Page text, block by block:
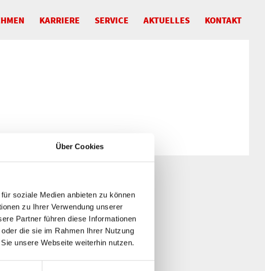
Über Cookies
soziale Medien anbieten zu können
zu Ihrer Verwendung unserer
Partner führen diese Informationen
die sie im Rahmen Ihrer Nutzung
unsere Webseite weiterhin nutzen.
KARRIERE SERVICE AKTUELLES KONTAKT